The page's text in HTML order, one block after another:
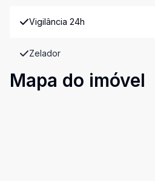
Vigilância 24h
Zelador
Mapa do imóvel